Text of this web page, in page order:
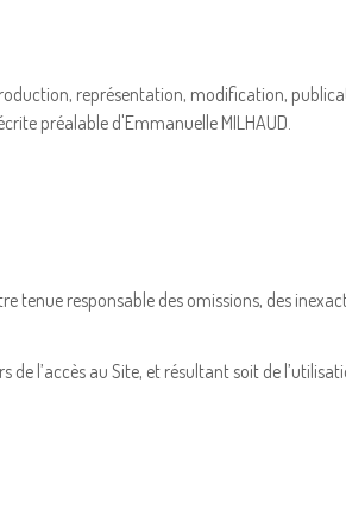
représentation, modification,
préalable d'Emmanuelle MILHAUD.
tenue responsable des omissions, des
l’accès au Site, et résultant soit de